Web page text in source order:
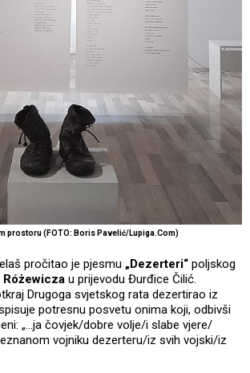
prostoru (FOTO: Boris Pavelić/Lupiga.Com)
pročitao je pjesmu „Dezerteri“ poljskog
Różewicza u prijevodu Đurđice Čilić.
Drugoga svjetskog rata dezertirao iz
potresnu posvetu onima koji, odbivši
„...ja čovjek/dobre volje/i slabe vjere/
vojniku dezerteru/iz svih vojski/iz